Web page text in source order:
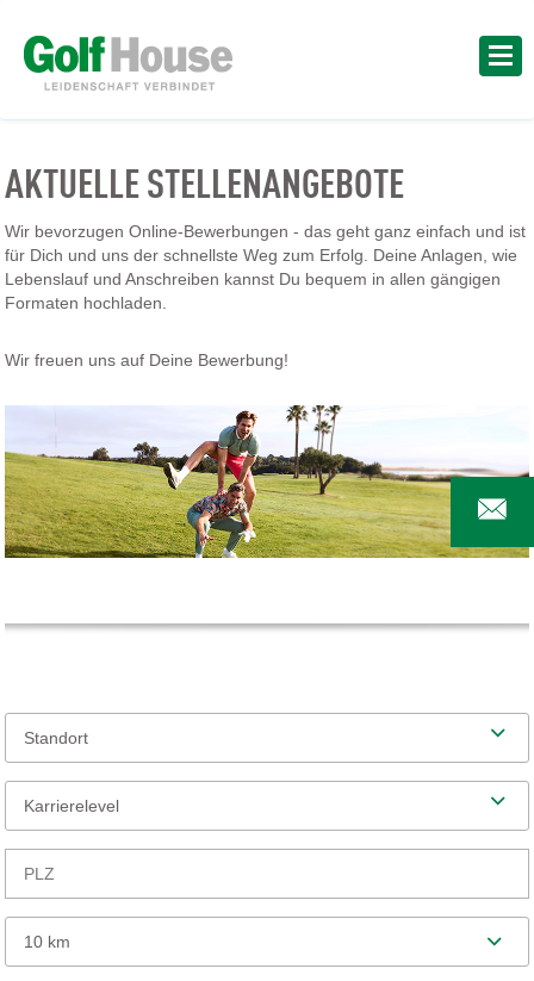
AKTUELLE STELLENANGEBOTE
Wir bevorzugen Online-Bewerbungen - das geht ganz einfach und ist
für Dich und uns der schnellste Weg zum Erfolg. Deine Anlagen, wie
Lebenslauf und Anschreiben kannst Du bequem in allen gängigen
Formaten hochladen.
Wir freuen uns auf Deine Bewerbung!
Standort
Karrierelevel
10 km